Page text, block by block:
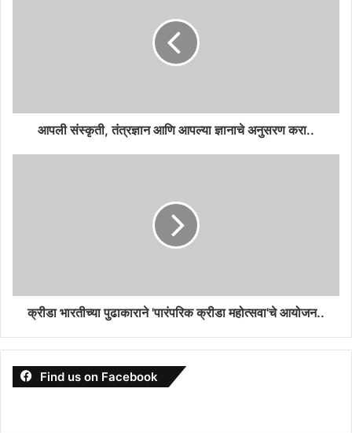
आपली संस्कृती, तंत्रज्ञान आणि आपल्या ज्ञानाचे अनुसरण करा..
क्रीडा भारतीच्या पुढाकाराने 'पारंपरिक क्रीडा महोत्सवा'चे आयोजन..
Find us on Facebook